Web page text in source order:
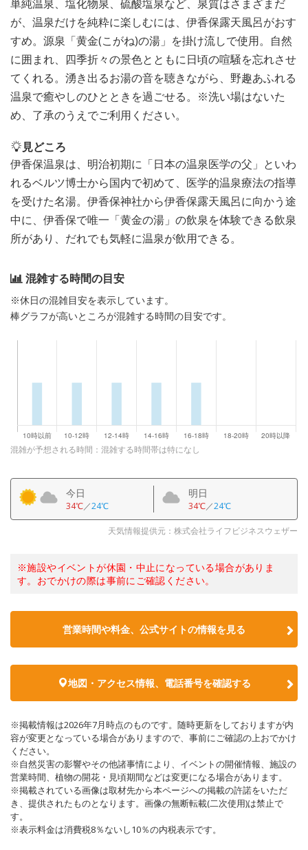
単純温泉、塩化物泉、硫酸塩泉など、泉質はさまざまだ
が、温泉だけを純粋に楽しむには、伊香保露天風呂がおす
すめ。源泉「黄金(こがね)の湯」を掛け流しで使用。自然
に囲まれ、四季折々の景色とともに日頃の喧騒を忘れさせ
てくれる。湧き出るお湯の音を聴きながら、野趣あふれる
温泉で癒やしのひとときを過ごせる。※洗い場はないた
め、了承のうえでご利用ください。
見どころ
伊香保温泉は、明治初期に「日本の温泉医学の父」といわ
れるベルツ博士から国内で初めて、医学的温泉療法の指導
を受けた名湯。伊香保神社から伊香保露天風呂に向かう途
中に、伊香保で唯一「黄金の湯」の飲泉を体験できる飲泉
所があり、だれでも気軽に温泉が飲用できる。
混雑する時間の目安
※休日の混雑目安を表示しています。
棒グラフが高いところが混雑する時間の目安です。
混雑が予想される時間：混雑する時間帯は特になし
今日
34℃／24℃
明日
34℃／24℃
天気情報提供元：株式会社ライフビジネスウェザー
※施設やイベントが休園・中止になっている場合がありま
す。おでかけの際は事前にご確認ください。
営業時間や料金、公式サイトの情報を見る
地図・アクセス情報、電話番号を確認する
※掲載情報は2026年7月時点のものです。随時更新をしておりますが内
容が変更となっている場合がありますので、事前にご確認の上おでかけ
ください。
※自然災害の影響やその他諸事情により、イベントの開催情報、施設の
営業時間、植物の開花・見頃期間などは変更になる場合があります。
※掲載されている画像は取材先から本ページへの掲載の許諾をいただ
き、提供されたものとなります。画像の無断転載(二次使用)は禁止で
す。
※表示料金は消費税8％ないし10％の内税表示です。